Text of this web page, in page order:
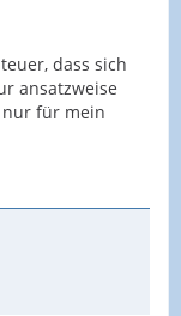
dass sich
ansatzweise
nur für mein